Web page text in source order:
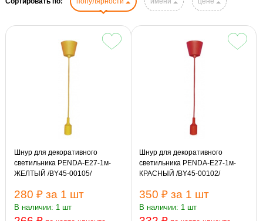
Шнур для декоративного
светильника PENDA-E27-1м-
ЖЕЛТЫЙ /BY45-00105/
280 ₽ за 1 шт
В наличии: 1 шт
Шнур для декоративного
светильника PENDA-E27-1м-
КРАСНЫЙ /BY45-00102/
350 ₽ за 1 шт
В наличии: 1 шт